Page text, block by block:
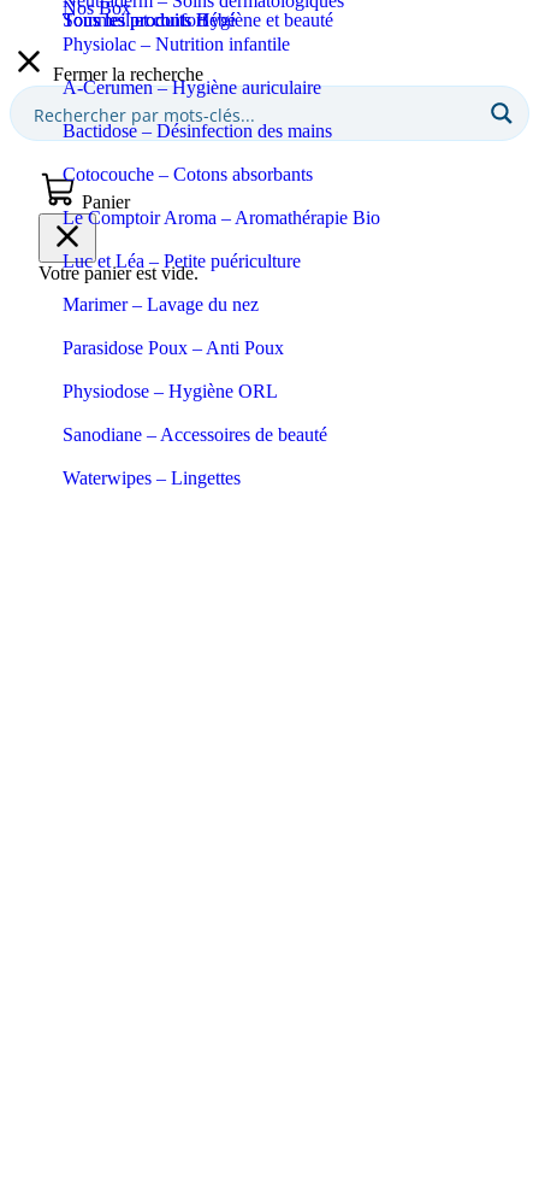
Sommeil et confort
Tous les produits Bébé
Tous les produits Hygiène et beauté
Physiolac – Nutrition infantile
A-Cerumen – Hygiène auriculaire
Bactidose – Désinfection des mains
Cotocouche – Cotons absorbants
Le Comptoir Aroma – Aromathérapie Bio
Luc et Léa – Petite puériculture
Marimer – Lavage du nez
Parasidose Poux – Anti Poux
Physiodose – Hygiène ORL
Sanodiane – Accessoires de beauté
Waterwipes – Lingettes
Nos Box
Fermer la recherche
Panier
Votre panier est vide.